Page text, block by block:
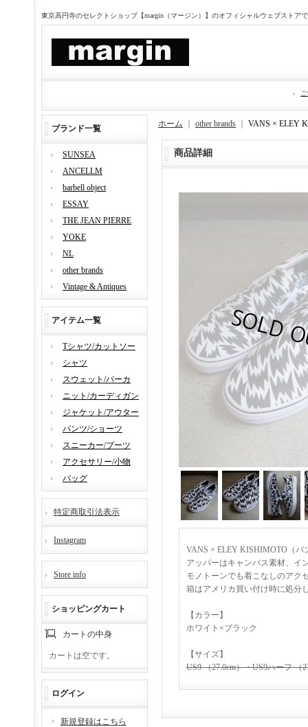
東京高円寺のセレクトショップ【margin（マージン）】のオフィシャルウェブストア
ブランド一覧
SUNSEA
ANCELLM
barbell object
ESSAY
THE JEAN PIERRE
YOKE
NL
other brands
Vintage & Antiques
アイテム一覧
Tシャツ/カットソー
シャツ
スウェット/パーカ
ニット/カーディガン
ジャケット/アウター
パンツ/ショーツ
スニーカー/ブーツ
アクセサリー/小物
バッグ
特定商取引法表示
Instagram
Store info
ショッピングカート
カートの中身
カートは空です。
ログイン
新規登録はこちら
ホーム other brands VANS × ELEY
商品詳細
VANS × ELEY KISHIMOTO（バ
アッパーはキャンバス素材、イ
モノトーンでも着こなしのアク
箱はアメリカ買い付け時に処分
【カラー】
ホワイト×ブラック
【サイズ】
US9 （27.0cm）・US9ハーフ （